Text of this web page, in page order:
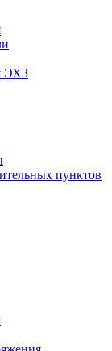
ЭХЗ
пунктов